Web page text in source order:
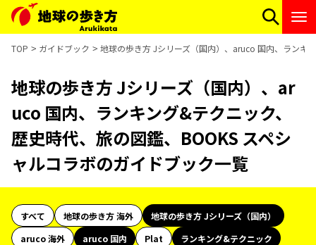
TOP ガイドブック 地球の歩き方 Jシリーズ（国内）、aruco 国内、ランキ
地球の歩き方 Jシリーズ（国内）、ar
uco 国内、ランキング&テクニック、
歴史時代、旅の図鑑、BOOKS スペシ
ャルコラボのガイドブック一覧
すべて 地球の歩き方 海外
地球の歩き方 Jシリーズ（国内）
aruco 海外
aruco 国内 Plat
ランキング&テクニック